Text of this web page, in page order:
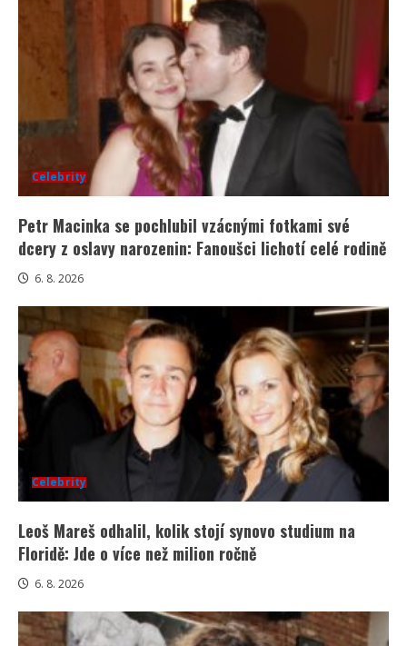
Celebrity
Petr Macinka se pochlubil vzácnými fotkami své
dcery z oslavy narozenin: Fanoušci lichotí celé rodině
6. 8. 2026
Celebrity
Leoš Mareš odhalil, kolik stojí synovo studium na
Floridě: Jde o více než milion ročně
6. 8. 2026